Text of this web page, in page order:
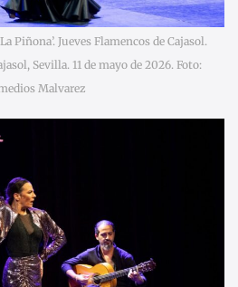
Piñona’. Jueves Flamencos de Cajasol.
Sevilla. 11 de mayo de 2026. Foto:
Malvarez